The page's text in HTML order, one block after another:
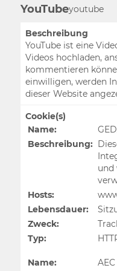
YouTubeyoutube
Beschreibung
YouTube ist eine
Videos hochladen,
kommentieren
einwilligen, werden
dieser Website
Cookie(s)
Name:
Beschreibung:
und
Hosts:
Lebensdauer:
Zweck:
Typ:
Name:
AEC